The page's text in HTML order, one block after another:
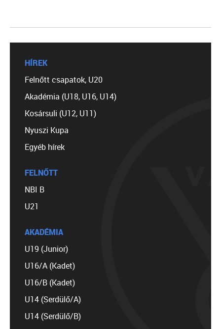
HÍREK
Felnőtt csapatok, U20
Akadémia (U18, U16, U14)
Kosársuli (U12, U11)
Nyuszi Kupa
Egyéb hírek
FELNŐTT
NBI B
U21
AKADÉMIA
U19 (Junior)
U16/A (Kadet)
U16/B (Kadet)
U14 (Serdülő/A)
U14 (Serdülő/B)